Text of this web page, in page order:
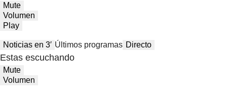
Mute
Volumen
Play
Noticias en 3′ Últimos programas Directo
Estas escuchando
Mute
Volumen